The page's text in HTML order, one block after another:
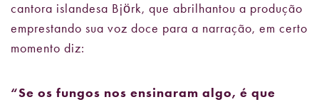
cantora islandesa Björk, que abrilhantou a produção
emprestando sua voz doce para a narração, em certo
momento diz:
“Se os fungos nos ensinaram algo, é que